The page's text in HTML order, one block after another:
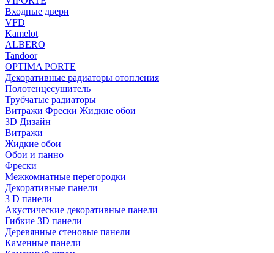
Входные двери
VFD
Kamelot
ALBERO
Tandoor
OPTIMA PORTE
Декоративные радиаторы отопления
Полотенцесушитель
Трубчатые радиаторы
Витражи Фрески Жидкие обои
3D Дизайн
Витражи
Жидкие обои
Обои и панно
Фрески
Межкомнатные перегородки
Декоративные панели
3 D панели
Акустические декоративные панели
Гибкие 3D панели
Деревянные стеновые панели
Каменные панели